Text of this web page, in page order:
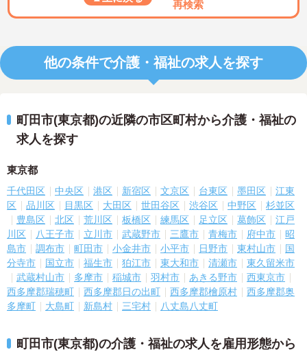
再検索
他の条件で介護・福祉の求人を探す
町田市(東京都)の近隣の市区町村から介護・福祉の
求人を探す
東京都
千代田区 中央区 港区 新宿区 文京区 台東区 墨田区
江東
区
品川区 目黒区 大田区 世田谷区 渋谷区 中野区
杉並区
豊島区
北区 荒川区 板橋区 練馬区 足立区 葛飾区
江戸
川区
八王子市 立川市 武蔵野市 三鷹市 青梅市 府中市
昭
島市
調布市 町田市 小金井市 小平市 日野市 東村山市
国
分寺市
国立市 福生市 狛江市 東大和市 清瀬市
東久留米市
武蔵村山市
多摩市 稲城市 羽村市 あきる野市
西東京市
西多摩郡瑞穂町
西多摩郡日の出町 西多摩郡檜原村
西多摩郡奥
多摩町
大島町 新島村 三宅村 八丈島八丈町
町田市(東京都)の介護・福祉の求人を雇用形態から